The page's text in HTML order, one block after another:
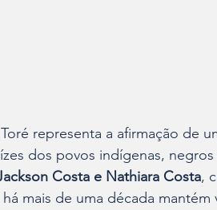
representa a afirmação de
dos povos indígenas,
Costa e Nathiara Costa,
mais de uma década mantém